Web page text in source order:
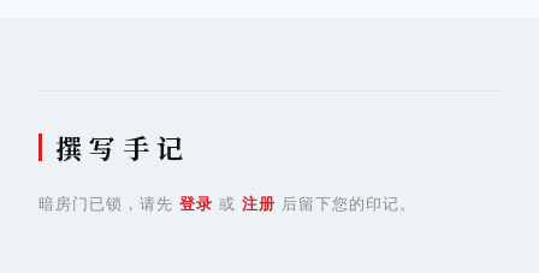
撰 写 手 记
暗房门已锁，请先 登录 或 注册 后留下您的印记。